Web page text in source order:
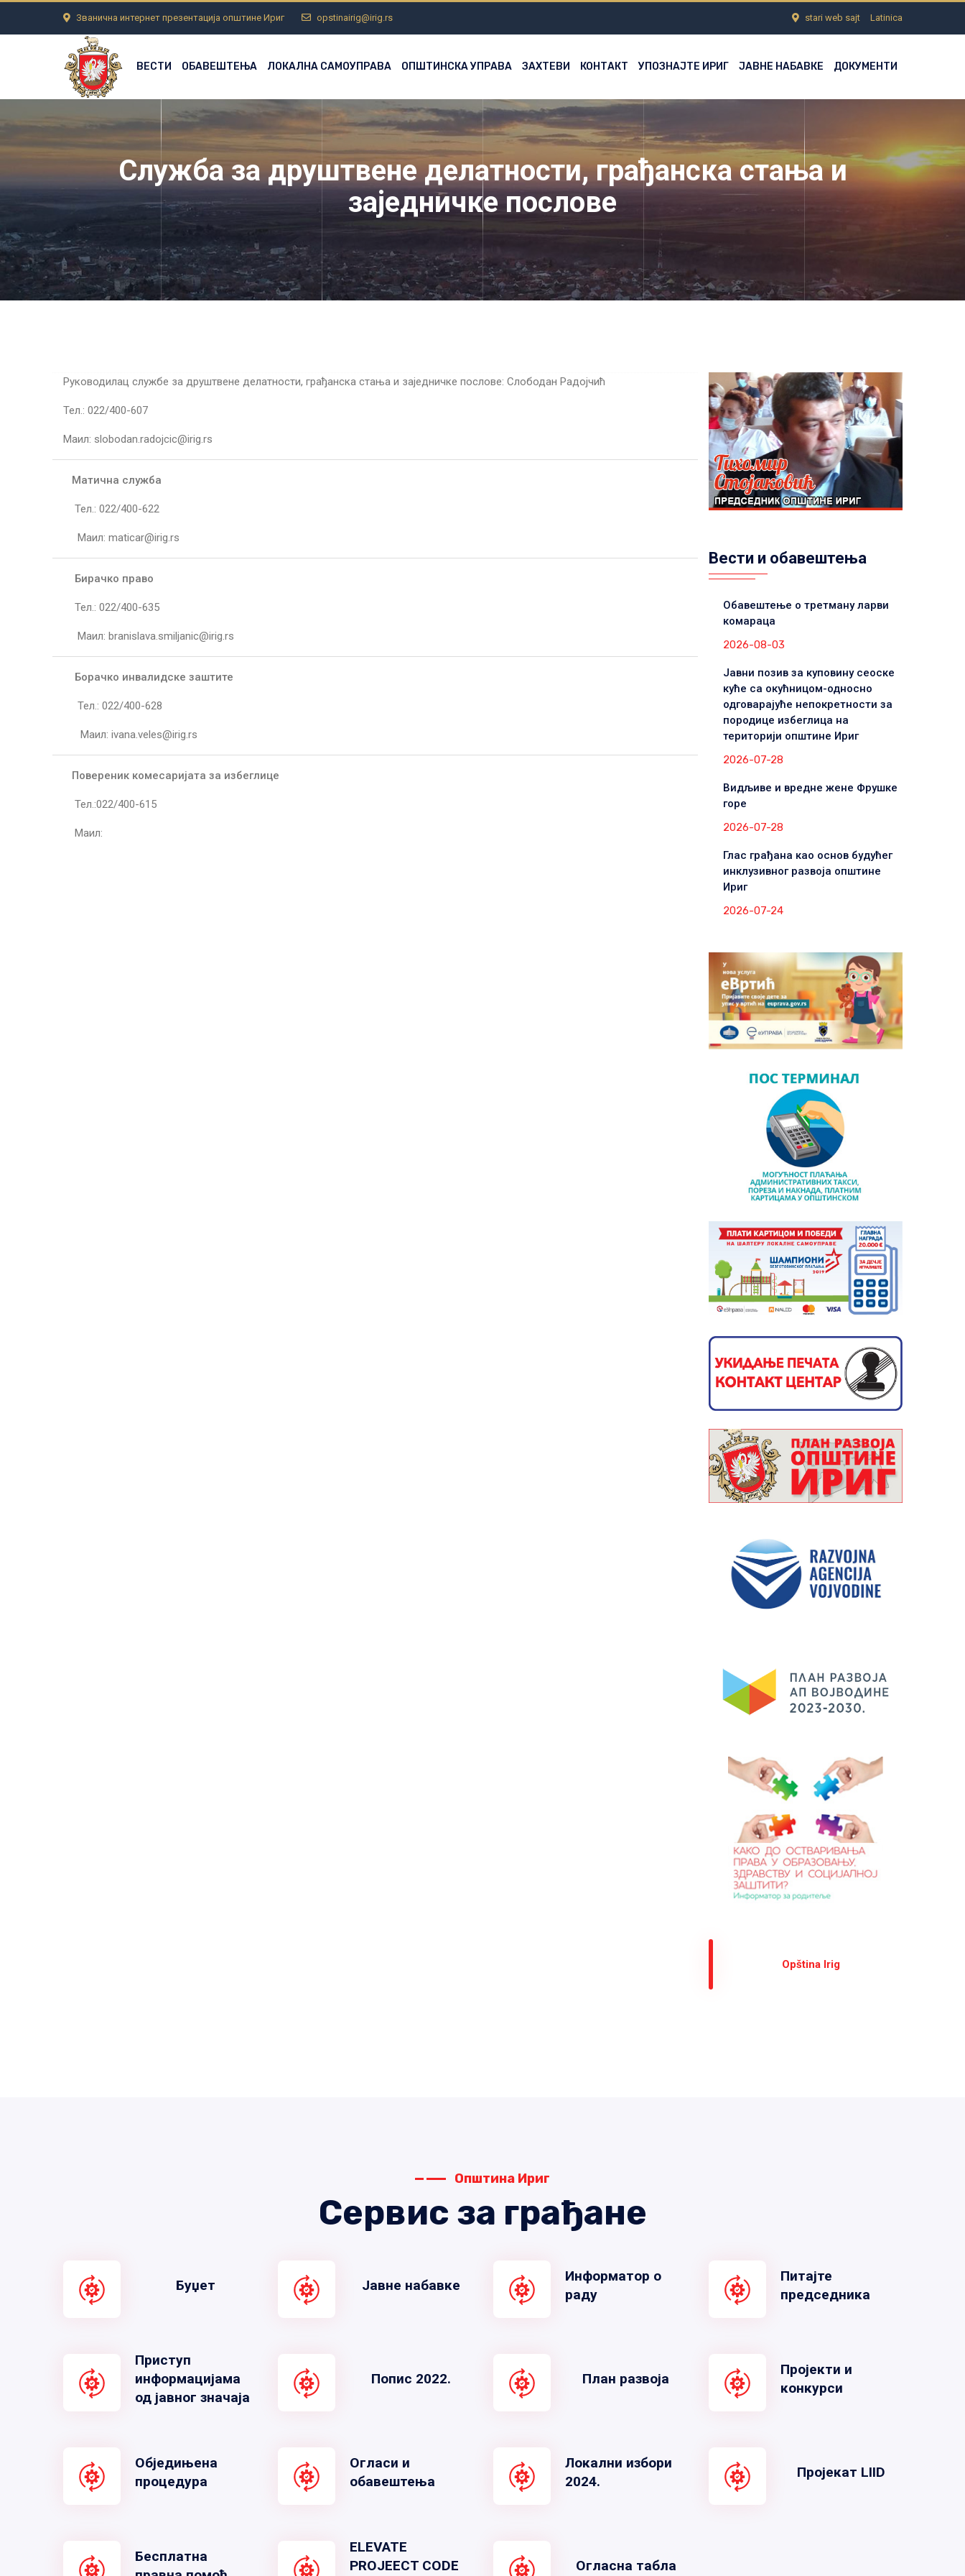
Званична интернет презентација општине Ириг opstinairig@irig.rs stari web sajt Latinica
ВЕСТИ ОБАВЕШТЕЊА ЛОКАЛНА САМОУПРАВА ОПШТИНСКА УПРАВА ЗАХТЕВИ КОНТАКТ УПОЗНАЈТЕ ИРИГ ЈАВНЕ НАБАВКЕ ДОКУМЕНТИ
Служба за друштвене делатности, грађанска стања и
заједничке послове
Руководилац службе за друштвене делатности, грађанска стања и заједничке послове: Слободан Радојчић
Тел.: 022/400-607
Маил: slobodan.radojcic@irig.rs
Матична служба
Тел.: 022/400-622
Маил: maticar@irig.rs
Бирачко право
Тел.: 022/400-635
Маил: branislava.smiljanic@irig.rs
Борачко инвалидске заштите
Тел.: 022/400-628
Маил: ivana.veles@irig.rs
Повереник комесаријата за избеглице
Тел.:022/400-615
Маил:
Вести и обавештења
Обавештење о третману ларви
комараца
2026-08-03
Јавни позив за куповину сеоске
куће са окућницом-односно
одговарајуће непокретности за
породице избеглица на
територији општине Ириг
2026-07-28
Видљиве и вредне жене Фрушке
горе
2026-07-28
Глас грађана као основ будућег
инклузивног развоја општине
Ириг
2026-07-24
Оpština Irig
Општина Ириг
Сервис за грађане
Буџет Јавне набавке
Информатор о
раду
Питајте
председника
Приступ
информацијама
од јавног значаја
Попис 2022. План развоја
Пројекти и
конкурси
Обједињена
процедура
Огласи и
обавештења
Локални избори
2024.
Пројекат LIID
Бесплатна
ELEVATE
PROJEECT CODE
Огласна табла